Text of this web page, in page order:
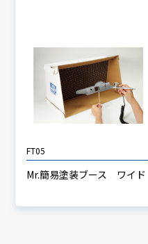
FT05
Mr.簡易塗装ブース ワイド